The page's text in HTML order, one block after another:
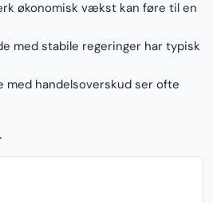
økonomisk vækst kan føre til en
med stabile regeringer har typisk
med handelsoverskud ser ofte